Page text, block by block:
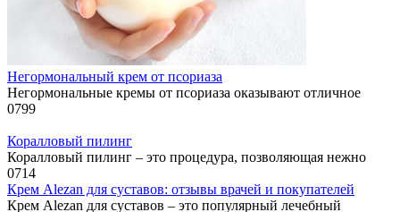
Негормональный крем от псориаза
Негормональные кремы от псориаза оказывают отличное
0799
Коралловый пилинг
Коралловый пилинг – это процедура, позволяющая нежно
0714
Крем Alezan для суставов: отзывы врачей и покупателей
Крем Alezan для суставов – это популярный лечебный